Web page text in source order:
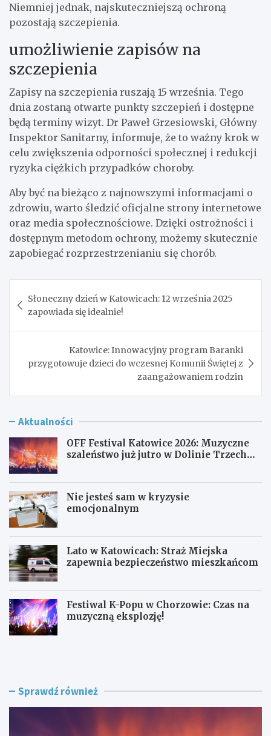
Niemniej jednak, najskuteczniejszą ochroną
pozostają szczepienia.
umożliwienie zapisów na
szczepienia
Zapisy na szczepienia ruszają 15 września. Tego
dnia zostaną otwarte punkty szczepień i dostępne
będą terminy wizyt. Dr Paweł Grzesiowski, Główny
Inspektor Sanitarny, informuje, że to ważny krok w
celu zwiększenia odporności społecznej i redukcji
ryzyka ciężkich przypadków choroby.
Aby być na bieżąco z najnowszymi informacjami o
zdrowiu, warto śledzić oficjalne strony internetowe
oraz media społecznościowe. Dzięki ostrożności i
dostępnym metodom ochrony, możemy skutecznie
zapobiegać rozprzestrzenianiu się chorób.
wpisu
Słoneczny dzień w Katowicach: 12 września 2025
zapowiada się idealnie!
Katowice: Innowacyjny program Baranki
przygotowuje dzieci do wczesnej Komunii Świętej z
zaangażowaniem rodzin
Aktualności
OFF Festival Katowice 2026: Muzyczne
szaleństwo już jutro w Dolinie Trzech
Nie jesteś sam w kryzysie
emocjonalnym
Lato w Katowicach: Straż Miejska
zapewnia bezpieczeństwo mieszkańcom
Festiwal K-Popu w Chorzowie: Czas na
muzyczną eksplozję!
O
s
N
s Sprawdź również